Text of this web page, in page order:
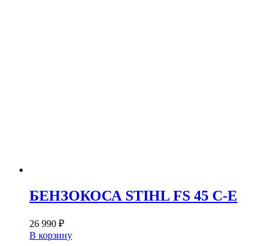
БЕНЗОКОСА STIHL FS 45 C-E
26 990 ₽
В корзину